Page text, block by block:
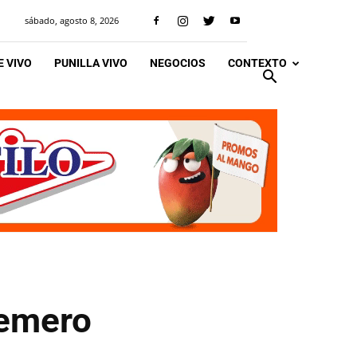
sábado, agosto 8, 2026
VIVO PUNILLA VIVO NEGOCIOS CONTEXTO